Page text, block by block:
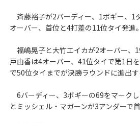
斉藤裕子が2バーディー、1ボギー、1
オーバー、首位と4打差の11位タイ発進。
福嶋晃子と大竹エイカが2オーバー、
戸由香は4オーバー、41位タイで第1日
で50位タイまでが決勝ラウンドに進出す
6バーディー、3ボギーの69をマーク
とミッシェル・マガーンが3アンダーで